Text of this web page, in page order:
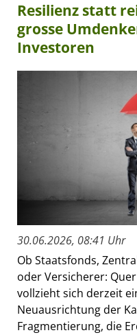
Resilienz statt
grosse
Investoren
30.06.2026, 08:41 Uhr
Ob Staatsfonds,
oder Versicherer:
vollzieht sich derzeit
Neuausrichtung der
Fragmentierung, die